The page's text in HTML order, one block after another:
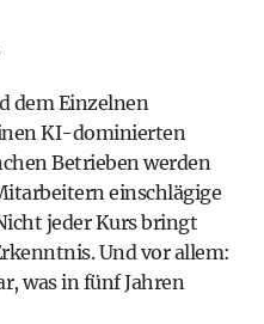
dem Einzelnen
KI-dominierten
Betrieben werden
einschlägige
jeder Kurs bringt
Und vor allem:
was in fünf Jahren